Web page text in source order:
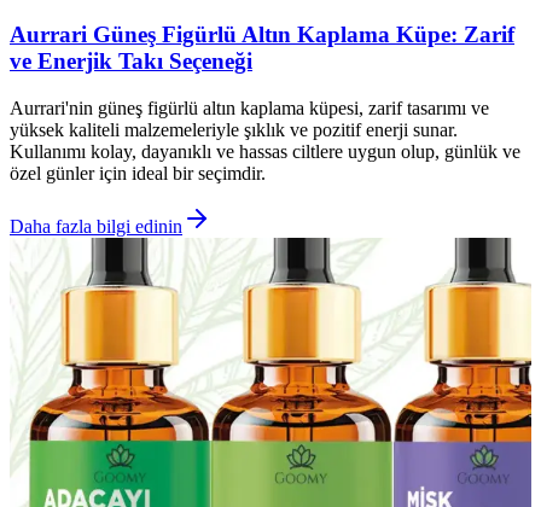
Aurrari Güneş Figürlü Altın Kaplama Küpe: Zarif
ve Enerjik Takı Seçeneği
Aurrari'nin güneş figürlü altın kaplama küpesi, zarif tasarımı ve
yüksek kaliteli malzemeleriyle şıklık ve pozitif enerji sunar.
Kullanımı kolay, dayanıklı ve hassas ciltlere uygun olup, günlük ve
özel günler için ideal bir seçimdir.
Daha fazla bilgi edinin